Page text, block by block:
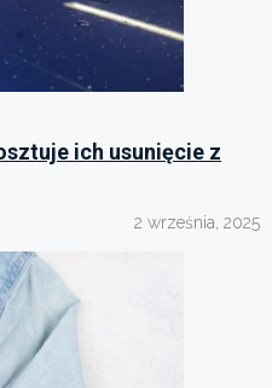
ich usunięcie z
2 września, 2025